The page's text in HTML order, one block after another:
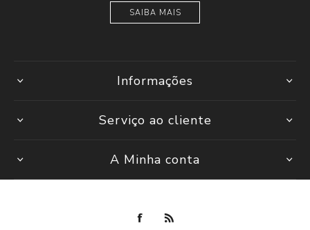
SAIBA MAIS
Informações
Serviço ao cliente
A Minha conta